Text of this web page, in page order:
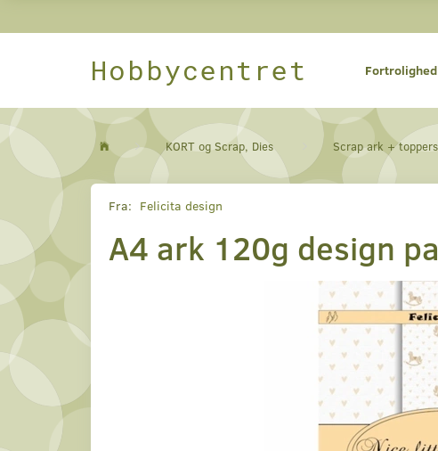
Hobbycentret Fortrolighed
KORT og Scrap, Dies Scrap ark + toppers
Fra: Felicita design
A4 ark 120g design